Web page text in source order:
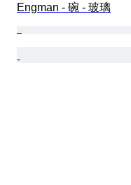
Engman - 碗 - 玻璃